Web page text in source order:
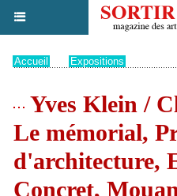
Accueil Expositions
Yves Klein /
Le mémorial,
d'architecture,
Concret,